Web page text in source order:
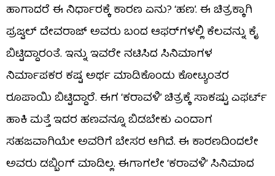
ಹಾಗಾದರೆ ಈ ನಿರ್ಧಾರಕ್ಕೆ ಕಾರಣ ಏನು? ‘ಹಣ’. ಈ ಚಿತ್ರಕ್ಕಾಗಿ
ಪ್ರಜ್ವಲ್ ದೇವರಾಜ್ ಅವರು ಬಂದ ಆಫರ್​​ಗಳಲ್ಲಿ ಕೆಲವನ್ನು ಕೈ
ಬಿಟ್ಟಿದ್ದಾರಂತೆ. ಇನ್ನು ಇವರೇ ನಟಿಸಿದ ಸಿನಿಮಾಗಳ
ನಿರ್ಮಾಪಕರ ಕಷ್ಟ ಅರ್ಥ ಮಾಡಿಕೊಂಡು ಕೋಟ್ಯಂತರ
ರೂಪಾಯಿ ಬಿಟ್ಟಿದ್ದಾರೆ. ಈಗ ‘ಕರಾವಳಿ’ ಚಿತ್ರಕ್ಕೆ ಸಾಕಷ್ಟು ಎಫರ್ಟ್
ಹಾಕಿ ಮತ್ತೆ ಇದರ ಹಣವನ್ನೂ ಬಿಡಬೇಕು ಎಂದಾಗ
ಸಹಜವಾಗಿಯೇ ಅವರಿಗೆ ಬೇಸರ ಆಗಿದೆ. ಈ ಕಾರಣದಿಂದಲೇ
ಅವರು ಡಬ್ಬಿಂಗ್ ಮಾಡಿಲ್ಲ. ಈಗಾಗಲೇ ‘ಕರಾವಳಿ’ ಸಿನಿಮಾದ